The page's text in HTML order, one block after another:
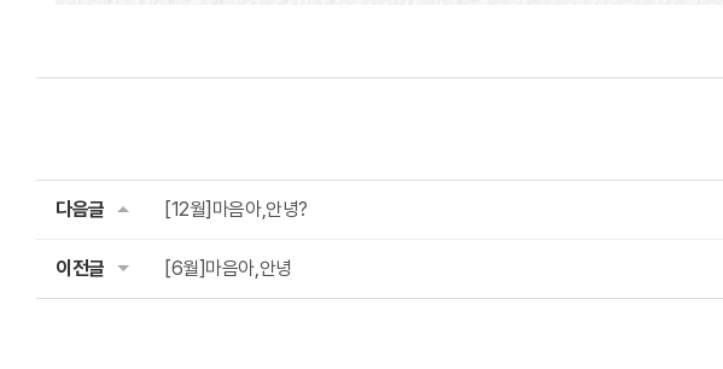
다음글 [12월]마음아,안녕?
이전글 [6월]마음아,안녕